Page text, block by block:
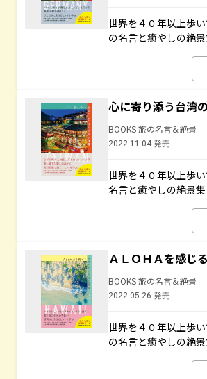
世界を４０年以上歩
の名言と癒やしの絶
心に寄り添う台湾
BOOKS 旅の名言＆絶景
2022.11.04 発売
世界を４０年以上歩
名言と癒やしの絶景集
ＡＬＯＨＡを感じ
BOOKS 旅の名言＆絶景
2022.05.26 発売
世界を４０年以上歩
の名言と癒やしの絶